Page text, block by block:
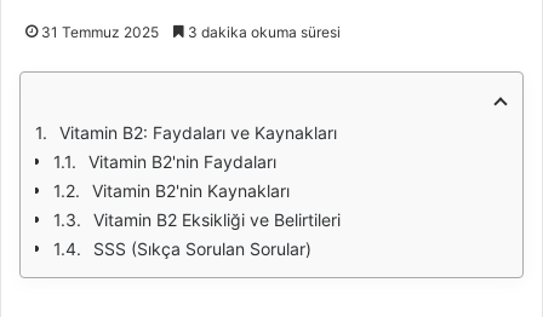
31 Temmuz 2025 3 dakika okuma süresi
Vitamin B2: Faydaları ve Kaynakları
Vitamin B2'nin Faydaları
Vitamin B2'nin Kaynakları
Vitamin B2 Eksikliği ve Belirtileri
SSS (Sıkça Sorulan Sorular)